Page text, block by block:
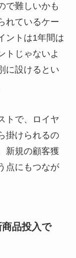
で難しいかも
れているケー
ントは1年間は
トじゃないよ
に設けるとい
トで、ロイヤ
掛けられるの
新規の顧客獲
点にもつなが
品投入で